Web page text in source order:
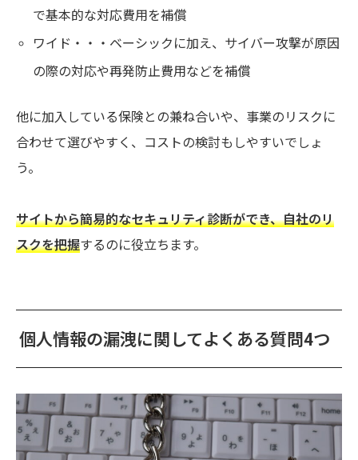
で基本的な対応費用を補償
ワイド・・・ベーシックに加え、サイバー攻撃が原因
の際の対応や再発防止費用などを補償
他に加入している保険との兼ね合いや、事業のリスクに
合わせて選びやすく、コストの検討もしやすいでしょ
う。
サイトから簡易的なセキュリティ診断ができ、自社のリ
スクを把握するのに役立ちます。
個人情報の漏洩に関してよくある質問4つ